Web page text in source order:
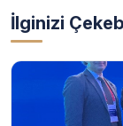
İlginizi